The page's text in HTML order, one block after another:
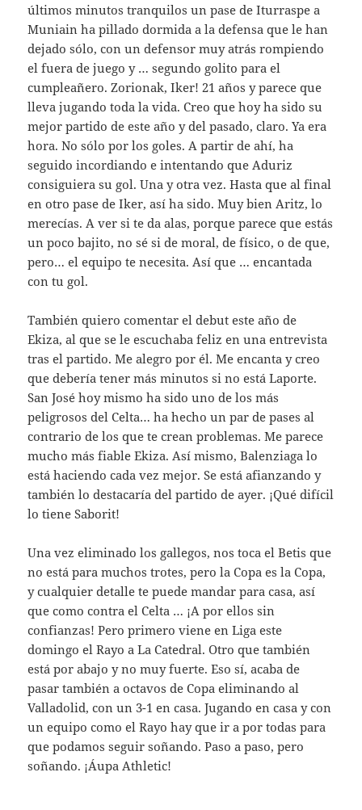
últimos minutos tranquilos un pase de Iturraspe a
Muniain ha pillado dormida a la defensa que le han
dejado sólo, con un defensor muy atrás rompiendo
el fuera de juego y … segundo golito para el
cumpleañero. Zorionak, Iker! 21 años y parece que
lleva jugando toda la vida. Creo que hoy ha sido su
mejor partido de este año y del pasado, claro. Ya era
hora. No sólo por los goles. A partir de ahí, ha
seguido incordiando e intentando que Aduriz
consiguiera su gol. Una y otra vez. Hasta que al final
en otro pase de Iker, así ha sido. Muy bien Aritz, lo
merecías. A ver si te da alas, porque parece que estás
un poco bajito, no sé si de moral, de físico, o de que,
pero… el equipo te necesita. Así que … encantada
con tu gol.
También quiero comentar el debut este año de
Ekiza, al que se le escuchaba feliz en una entrevista
tras el partido. Me alegro por él. Me encanta y creo
que debería tener más minutos si no está Laporte.
San José hoy mismo ha sido uno de los más
peligrosos del Celta… ha hecho un par de pases al
contrario de los que te crean problemas. Me parece
mucho más fiable Ekiza. Así mismo, Balenziaga lo
está haciendo cada vez mejor. Se está afianzando y
también lo destacaría del partido de ayer. ¡Qué difícil
lo tiene Saborit!
Una vez eliminado los gallegos, nos toca el Betis que
no está para muchos trotes, pero la Copa es la Copa,
y cualquier detalle te puede mandar para casa, así
que como contra el Celta … ¡A por ellos sin
confianzas! Pero primero viene en Liga este
domingo el Rayo a La Catedral. Otro que también
está por abajo y no muy fuerte. Eso sí, acaba de
pasar también a octavos de Copa eliminando al
Valladolid, con un 3-1 en casa. Jugando en casa y con
un equipo como el Rayo hay que ir a por todas para
que podamos seguir soñando. Paso a paso, pero
soñando. ¡Áupa Athletic!